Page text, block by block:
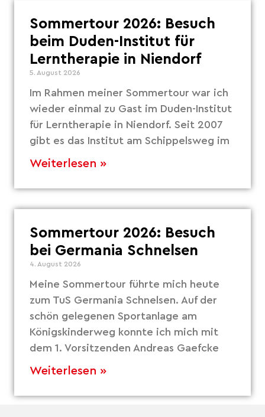
Sommertour 2026: Besuch
beim Duden-Institut für
Lerntherapie in Niendorf
5. August 2026
Im Rahmen meiner Sommertour war ich
wieder einmal zu Gast im Duden-Institut
für Lerntherapie in Niendorf. Seit 2007
gibt es das Institut am Schippelsweg im
Weiterlesen »
Sommertour 2026: Besuch
bei Germania Schnelsen
4. August 2026
Meine Sommertour führte mich heute
zum TuS Germania Schnelsen. Auf der
schön gelegenen Sportanlage am
Königskinderweg konnte ich mich mit
dem 1. Vorsitzenden Andreas Gaefcke
Weiterlesen »